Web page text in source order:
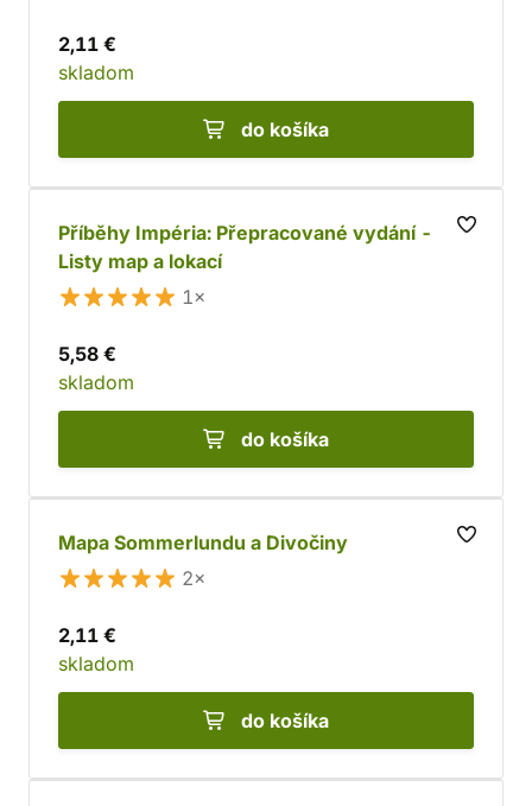
2,11 €
skladom
do košíka
Příběhy Impéria: Přepracované vydání -
Listy map a lokací
1×
5,58 €
skladom
do košíka
Mapa Sommerlundu a Divočiny
2×
2,11 €
skladom
do košíka